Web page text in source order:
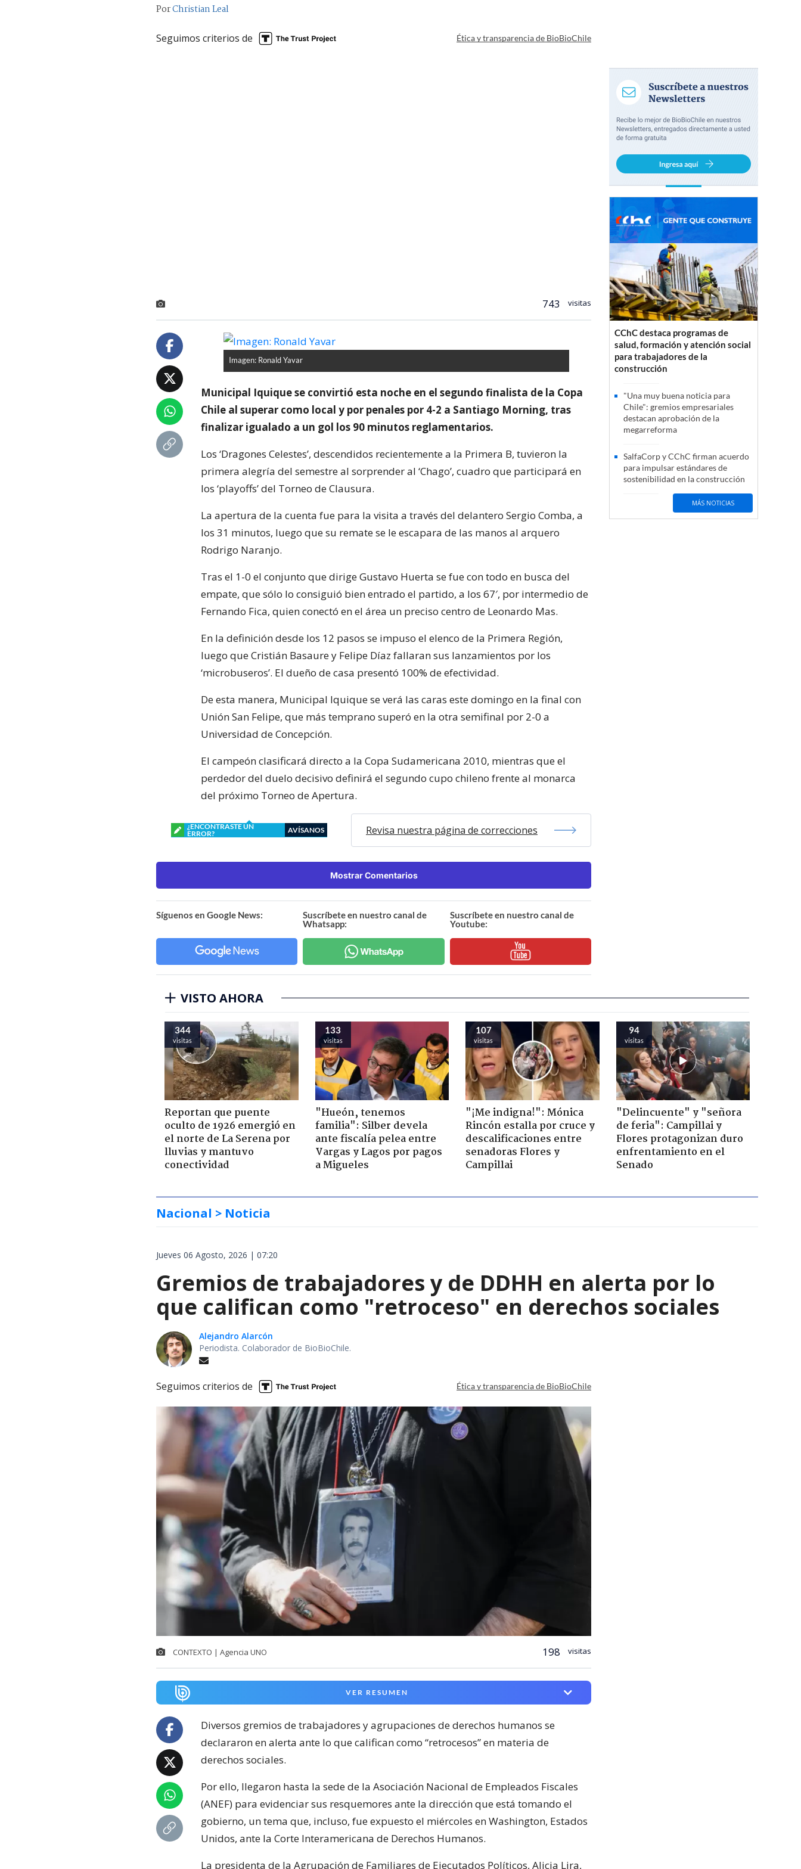
PorChristian Leal
Seguimos criterios de Ética y transparencia de BioBioChile
743 visitas
Imagen: Ronald Yavar
Municipal Iquique se convirtió esta noche en el segundo finalista de la Copa
Chile al superar como local y por penales por 4-2 a Santiago Morning, tras
finalizar igualado a un gol los 90 minutos reglamentarios.
Los ‘Dragones Celestes’, descendidos recientemente a la Primera B, tuvieron la
primera alegría del semestre al sorprender al ‘Chago’, cuadro que participará en
los ‘playoffs’ del Torneo de Clausura.
La apertura de la cuenta fue para la visita a través del delantero Sergio Comba, a
los 31 minutos, luego que su remate se le escapara de las manos al arquero
Rodrigo Naranjo.
Tras el 1-0 el conjunto que dirige Gustavo Huerta se fue con todo en busca del
empate, que sólo lo consiguió bien entrado el partido, a los 67′, por intermedio de
Fernando Fica, quien conectó en el área un preciso centro de Leonardo Mas.
En la definición desde los 12 pasos se impuso el elenco de la Primera Región,
luego que Cristián Basaure y Felipe Díaz fallaran sus lanzamientos por los
‘microbuseros’. El dueño de casa presentó 100% de efectividad.
De esta manera, Municipal Iquique se verá las caras este domingo en la final con
Unión San Felipe, que más temprano superó en la otra semifinal por 2-0 a
Universidad de Concepción.
El campeón clasificará directo a la Copa Sudamericana 2010, mientras que el
perdedor del duelo decisivo definirá el segundo cupo chileno frente al monarca
del próximo Torneo de Apertura.
¿ENCONTRASTE UN
ERROR?
AVÍSANOS Revisa nuestra página de correcciones
Mostrar Comentarios
Síguenos en Google News:
Suscríbete en nuestro canal de
Whatsapp:
Suscríbete en nuestro canal de
Youtube:
CChC destaca programas de
salud, formación y atención social
para trabajadores de la
construcción
"Una muy buena noticia para
Chile": gremios empresariales
destacan aprobación de la
megarreforma
SalfaCorp y CChC firman acuerdo
para impulsar estándares de
sostenibilidad en la construcción
MÁS NOTICIAS
VISTO AHORA
344
visitas
Reportan que puente
oculto de 1926 emergió en
el norte de La Serena por
lluvias y mantuvo
conectividad
133
visitas
"Hueón, tenemos
familia": Silber devela
ante fiscalía pelea entre
Vargas y Lagos por pagos
a Migueles
107
visitas
"¡Me indigna!": Mónica
Rincón estalla por cruce y
descalificaciones entre
senadoras Flores y
Campillai
94
visitas
"Delincuente" y "señora
de feria": Campillai y
Flores protagonizan duro
enfrentamiento en el
Senado
Nacional > Noticia
Jueves 06 Agosto, 2026 | 07:20
Gremios de trabajadores y de DDHH en alerta por lo
que califican como "retroceso" en derechos sociales
Alejandro Alarcón
Periodista. Colaborador de BioBioChile.
Seguimos criterios de Ética y transparencia de BioBioChile
CONTEXTO | Agencia UNO 198 visitas
VER RESUMEN
Diversos gremios de trabajadores y agrupaciones de derechos humanos se
declararon en alerta ante lo que califican como “retrocesos” en materia de
derechos sociales.
Por ello, llegaron hasta la sede de la Asociación Nacional de Empleados Fiscales
(ANEF) para evidenciar sus resquemores ante la dirección que está tomando el
gobierno, un tema que, incluso, fue expuesto el miércoles en Washington, Estados
Unidos, ante la Corte Interamericana de Derechos Humanos.
La presidenta de la Agrupación de Familiares de Ejecutados Políticos, Alicia Lira,